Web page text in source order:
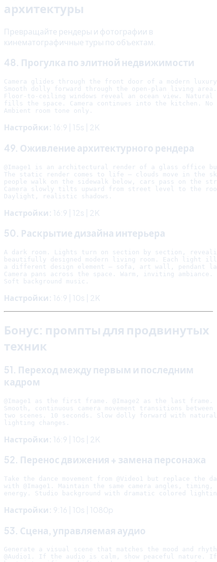
архитектуры
Превращайте рендеры и фотографии в
кинематографичные туры по объектам.
48. Прогулка по элитной недвижимости
Camera glides through the front door of a modern luxury
Smooth dolly forward through the open-plan living area.
Floor-to-ceiling windows reveal an ocean view.
fills the space. Camera continues into the kitchen. No
Настройки: 16:9 | 15s | 2K
49. Оживление архитектурного рендера
@Image1 is an architectural render of a glass office
The static render comes to life — clouds move in the
people walk on the sidewalk below, cars pass on the
Camera slowly tilts upward from street level to the
Настройки: 16:9 | 12s | 2K
50. Раскрытие дизайна интерьера
A dark room. Lights turn on section by section,
beautifully designed modern living room. Each light
a different design element — sofa, art wall, pendant
Camera pans across the space. Warm, inviting ambiance.
Настройки: 16:9 | 10s | 2K
Бонус: промпты для продвинутых
техник
51. Переход между первым и последним
кадром
@Image1 as the first frame. @Image2 as the last frame.
Smooth, continuous camera movement transitions between
two scenes. 10 seconds. Slow dolly forward with natural
Настройки: 16:9 | 10s | 2K
52. Перенос движения + замена персонажа
Take the dance movement from @Video1 but replace the
with @Image1. Maintain the same camera angles, timing,
Настройки: 9:16 | 10s | 1080p
53. Сцена, управляемая аудио
Generate a visual scene that matches the mood and
@Audio1. If the audio is calm, show peaceful nature.